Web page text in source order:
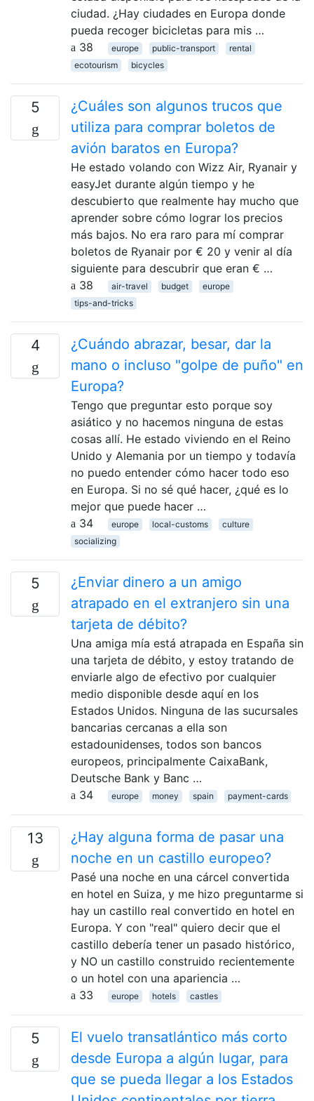
ciudad. ¿Hay ciudades en Europa donde
pueda recoger bicicletas para mis …
38
europe public-transport
rental
ecotourism
bicycles
5
¿Cuáles son algunos trucos que
utiliza para comprar boletos de
avión baratos en Europa?
He estado volando con Wizz Air, Ryanair y
easyJet durante algún tiempo y he
descubierto que realmente hay mucho que
aprender sobre cómo lograr los precios
más bajos. No era raro para mí comprar
boletos de Ryanair por € 20 y venir al día
siguiente para descubrir que eran € …
38
air-travel budget
europe
tips-and-tricks
4
¿Cuándo abrazar, besar, dar la
mano o incluso "golpe de puño" en
Europa?
Tengo que preguntar esto porque soy
asiático y no hacemos ninguna de estas
cosas allí. He estado viviendo en el Reino
Unido y Alemania por un tiempo y todavía
no puedo entender cómo hacer todo eso
en Europa. Si no sé qué hacer, ¿qué es lo
mejor que puede hacer …
34
europe local-customs
culture
socializing
5
¿Enviar dinero a un amigo
atrapado en el extranjero sin una
tarjeta de débito?
Una amiga mía está atrapada en España sin
una tarjeta de débito, y estoy tratando de
enviarle algo de efectivo por cualquier
medio disponible desde aquí en los
Estados Unidos. Ninguna de las sucursales
bancarias cercanas a ella son
estadounidenses, todos son bancos
europeos, principalmente CaixaBank,
Deutsche Bank y Banc …
34
europe money spain payment-cards
13
¿Hay alguna forma de pasar una
noche en un castillo europeo?
Pasé una noche en una cárcel convertida
en hotel en Suiza, y me hizo preguntarme si
hay un castillo real convertido en hotel en
Europa. Y con "real" quiero decir que el
castillo debería tener un pasado histórico,
y NO un castillo construido recientemente
o un hotel con una apariencia …
33
europe hotels castles
5
El vuelo transatlántico más corto
desde Europa a algún lugar, para
que se pueda llegar a los Estados